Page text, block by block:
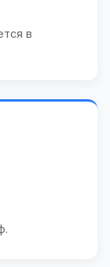
в